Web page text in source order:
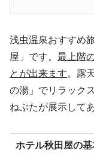
浅虫温泉おすすめ
屋」です。 最上階
とが出来ます。露
の湯」でリラック
ねぶたが展示して
ホテル秋田屋の基